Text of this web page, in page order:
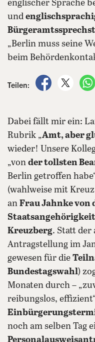
englischer Sprache
und
„Berlin muss seine
beim
Teilen:
auf auf
Dabei fällt mir ein:
Rubrik „Amt, aber
wieder! Unsere
„von der tollsten
Berlin getroffen
(wahlweise mit
an Frau Jahnke von
Staatsangehö
Kreuzberg. Statt der
Antragstellung im
gewesen für die
Bundestagswahl)
Monaten durch –
reibungslos,
noch am selben Tag